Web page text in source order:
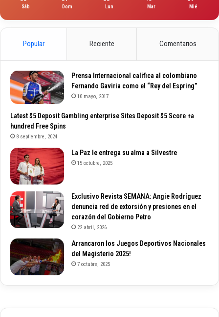
Sáb Dom Lun Mar Mié
Popular Reciente Comentarios
Prensa Internacional califica al colombiano
Fernando Gaviria como el “Rey del Espring”
10 mayo, 2017
Latest $5 Deposit Gambling enterprise Sites Deposit $5 Score +a
hundred Free Spins
8 septiembre, 2024
La Paz le entrega su alma a Silvestre
15 octubre, 2025
Exclusivo Revista SEMANA: Angie Rodríguez
denuncia red de extorsión y presiones en el
corazón del Gobierno Petro
22 abril, 2026
Arrancaron los Juegos Deportivos Nacionales
del Magisterio 2025!
7 octubre, 2025